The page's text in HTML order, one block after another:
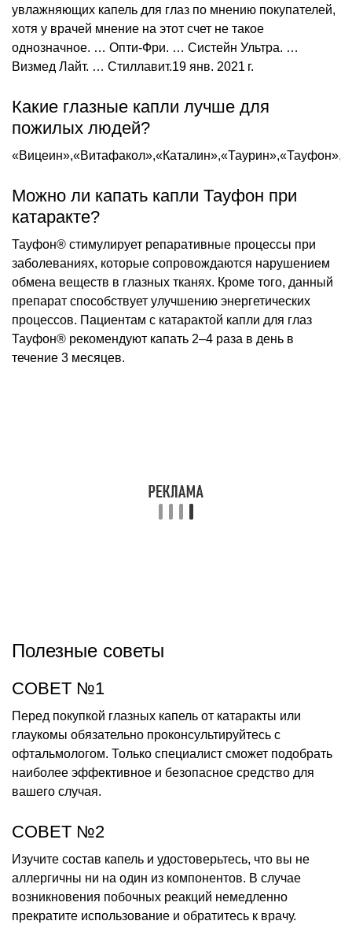
увлажняющих капель для глаз по мнению покупателей,
хотя у врачей мнение на этот счет не такое
однозначное. … Опти-Фри. … Систейн Ультра. …
Визмед Лайт. … Стиллавит.19 янв. 2021 г.
Какие глазные капли лучше для
пожилых людей?
Можно ли капать капли Тауфон при
катаракте?
Тауфон® стимулирует репаративные процессы при
заболеваниях, которые сопровождаются нарушением
обмена веществ в глазных тканях. Кроме того, данный
препарат способствует улучшению энергетических
процессов. Пациентам с катарактой капли для глаз
Тауфон® рекомендуют капать 2–4 раза в день в
течение 3 месяцев.
Полезные советы
СОВЕТ №1
Перед покупкой глазных капель от катаракты или
глаукомы обязательно проконсультируйтесь с
офтальмологом. Только специалист сможет подобрать
наиболее эффективное и безопасное средство для
вашего случая.
СОВЕТ №2
Изучите состав капель и удостоверьтесь, что вы не
аллергичны ни на один из компонентов. В случае
возникновения побочных реакций немедленно
прекратите использование и обратитесь к врачу.